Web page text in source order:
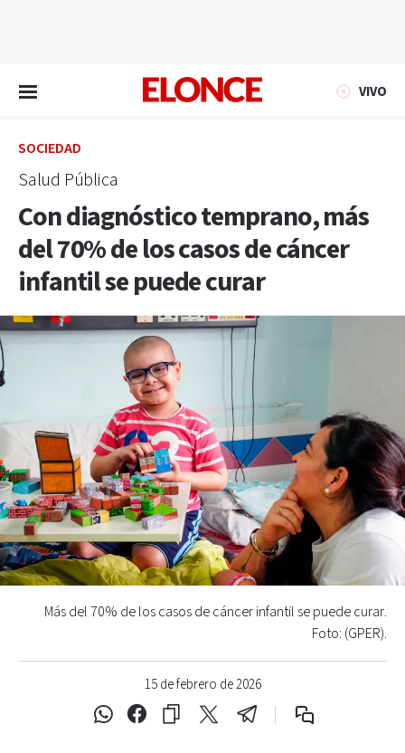
VIVO
SOCIEDAD
Salud Pública
Con diagnóstico temprano, más
del 70% de los casos de cáncer
infantil se puede curar
15 de febrero de 2026
Más del 70% de los casos de cáncer infantil se puede curar.
Foto: (GPER).